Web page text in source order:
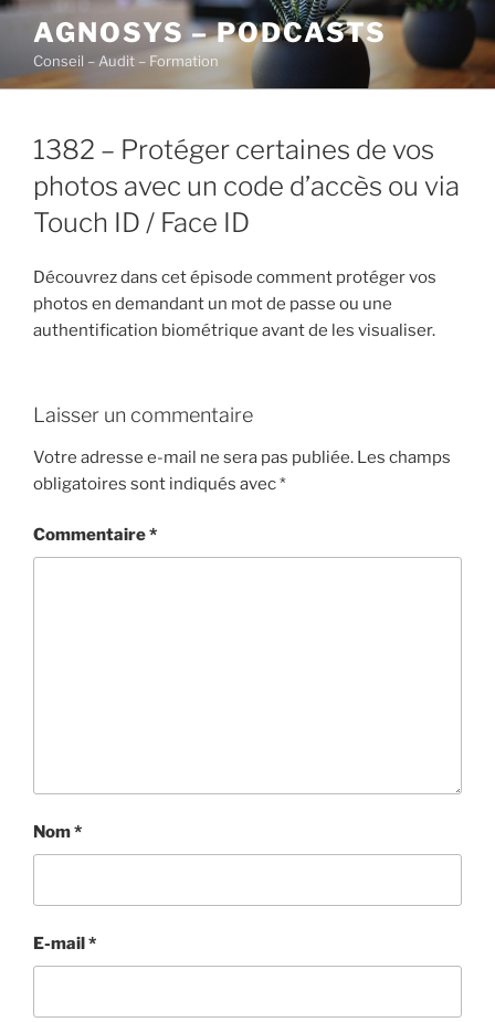
Aller
contenu
principal
AGNOSYS – PODCASTS
Conseil – Audit – Formation
1382 – Protéger certaines de vos
photos avec un code d’accès ou via
Touch ID / Face ID
Découvrez dans cet épisode comment protéger vos
photos en demandant un mot de passe ou une
authentification biométrique avant de les visualiser.
Laisser un commentaire
Votre adresse e-mail ne sera pas publiée. Les champs
obligatoires sont indiqués avec*
Commentaire*
Nom*
E-mail*